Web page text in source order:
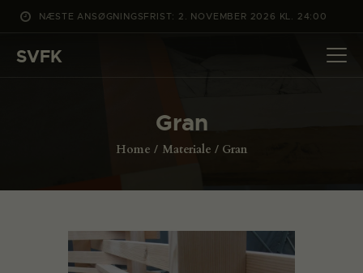
NÆSTE ANSØGNINGSFRIST: 2. NOVEMBER 2026 KL. 24:00
SVFK
Gran
Home Materiale Gran
ANSØG
ENGLISH